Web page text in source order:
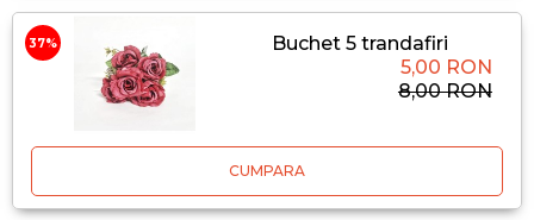
37%
Buchet 5 trandafiri
5,00 RON
8,00 RON
CUMPARA